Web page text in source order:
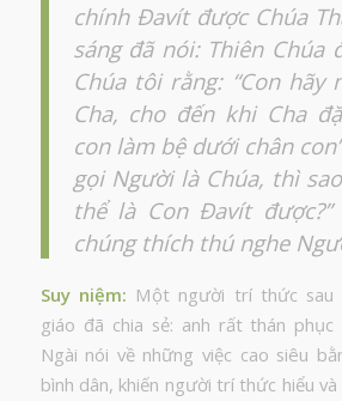
chính Ðavít được Chúa
sáng đã nói: Thiên Chúa
Chúa tôi rằng: “Con hãy
Cha, cho đến khi Cha
con làm bệ dưới chân
gọi Người là Chúa, thì
thể là Con Ðavít
chúng thích thú nghe
Suy niệm: Một người trí thức sau
giáo đã chia sẻ: anh rất thán
Ngài nói về những việc cao siêu
bình dân, khiến người trí thức hiểu